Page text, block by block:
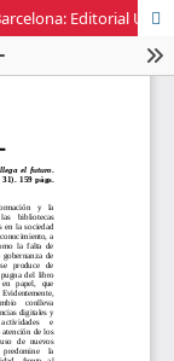
Biblioteca pública. Mientras llega el Futuro. Barcelona: Editorial UOC, 2015